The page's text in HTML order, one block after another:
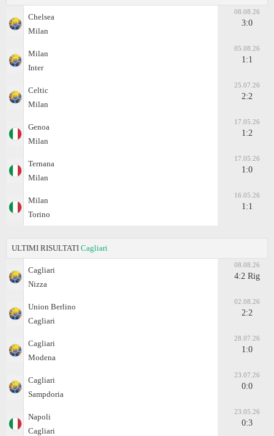
Chelsea
Milan
08.08.26
3:0
Milan
Inter
05.08.26
1:1
Celtic
Milan
25.07.26
2:2
Genoa
Milan
17.05.26
1:2
Ternana
Milan
17.05.26
1:0
Milan
Torino
16.05.26
1:1
ULTIMI RISULTATI Cagliari
Cagliari
Nizza
08.08.26
4:2 Rig
Union Berlino
Cagliari
02.08.26
2:2
Cagliari
Modena
28.07.26
1:0
Cagliari
Sampdoria
23.07.26
0:0
Napoli
Cagliari
23.05.26
0:3